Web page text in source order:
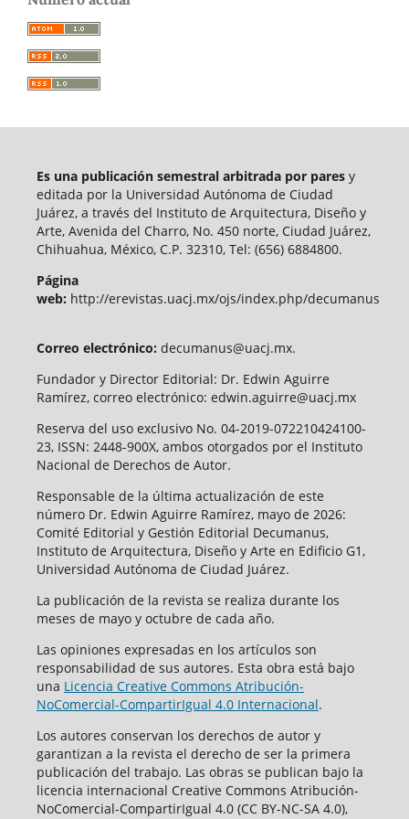
Es una publicación semestral arbitrada por pares y
editada por la Universidad Autónoma de Ciudad
Juárez, a través del Instituto de Arquitectura, Diseño y
Arte, Avenida del Charro, No. 450 norte, Ciudad Juárez,
Chihuahua, México, C.P. 32310, Tel: (656) 6884800.
Página
web: http://erevistas.uacj.mx/ojs/index.php/decumanus
Correo electrónico: decumanus@uacj.mx.
Fundador y Director Editorial: Dr. Edwin Aguirre
Ramírez, correo electrónico: edwin.aguirre@uacj.mx
Reserva del uso exclusivo No. 04-2019-072210424100-
23, ISSN: 2448-900X, ambos otorgados por el Instituto
Nacional de Derechos de Autor.
Responsable de la última actualización de este
número Dr. Edwin Aguirre Ramírez, mayo de 2026:
Comité Editorial y Gestión Editorial Decumanus,
Instituto de Arquitectura, Diseño y Arte en Edificio G1,
Universidad Autónoma de Ciudad Juárez.
La publicación de la revista se realiza durante los
meses de mayo y octubre de cada año.
Las opiniones expresadas en los artículos son
responsabilidad de sus autores. Esta obra está bajo
una Licencia Creative Commons Atribución-
NoComercial-CompartirIgual 4.0 Internacional.
Los autores conservan los derechos de autor y
garantizan a la revista el derecho de ser la primera
publicación del trabajo. Las obras se publican bajo la
licencia internacional Creative Commons Atribución-
NoComercial-CompartirIgual 4.0 (CC BY-NC-SA 4.0),